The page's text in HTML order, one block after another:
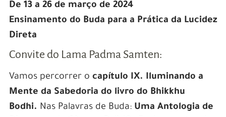
De 13 a 26 de março de 2024
Ensinamento do Buda para a Prática da Lucidez
Direta
Convite do Lama Padma Samten:
Vamos percorrer o capítulo IX. Iluminando a
Mente da Sabedoria do livro do Bhikkhu
Bodhi. Nas Palavras de Buda: Uma Antologia de